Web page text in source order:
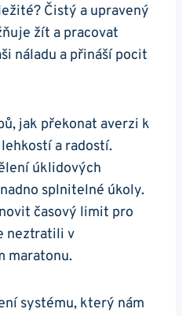
Čistý a upravený
žít a pracovat
náladu a přináší pocit
jak překonat averzi k
a radostí.
úklidových
splnitelné úkoly.
časový limit pro
neztratili v
maratonu.
systému, který nám